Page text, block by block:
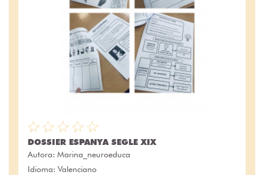
DOSSIER ESPANYA SEGLE XIX
Autora: Marina_neuroeduca
Idioma: Valenciano